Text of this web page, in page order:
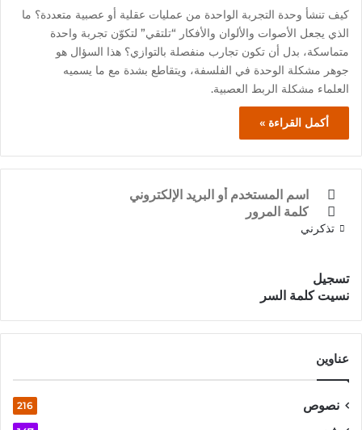
كيف تنشأ وحدة التجربة الواحدة من عمليات عقلية أو عصبية متعددة؟ ما
الذي يجعل الأصوات والألوان والأفكار “تلتقي” لتكوّن تجربة واحدة
متماسكة، بدل أن تكون تجارب منفصلة بالتوازي؟ هذا السؤال هو
جوهر مشكلة الوحدة في الفلسفة، ويتقاطع بشدة مع ما يسميه
العلماء مشكلة الربط العصبية.
أكمل القراءة »
تذكرني
تسجيل
نسيت كلمة السر
عناوين
نصوص 216